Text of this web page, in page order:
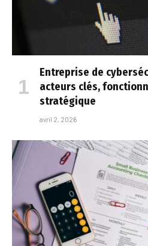
Entreprise de
acteurs clés,
stratégique
avril 2, 2026